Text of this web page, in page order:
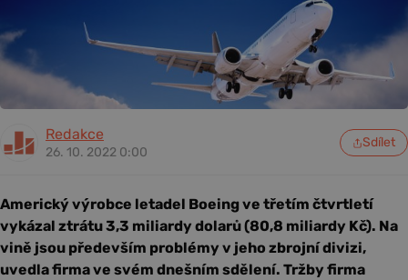
Redakce
26. 10. 2022 0:00
Sdílet
Americký výrobce letadel Boeing ve třetím čtvrtletí
vykázal ztrátu 3,3 miliardy dolarů (80,8 miliardy Kč). Na
vině jsou především problémy v jeho zbrojní divizi,
uvedla firma ve svém dnešním sdělení. Tržby firma